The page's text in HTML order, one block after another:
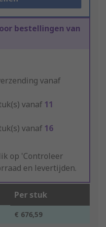
bestellingen van
vanaf
vanaf 11
vanaf 16
op 'Controleer
en levertijden.
Per stuk
€ 676,59